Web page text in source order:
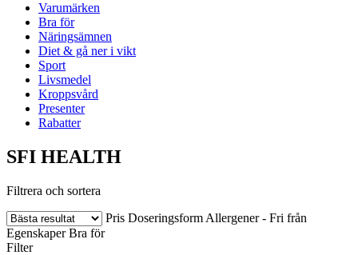
Varumärken
Bra för
Näringsämnen
Diet & gå ner i vikt
Sport
Livsmedel
Kroppsvård
Presenter
Rabatter
SFI HEALTH
Filtrera och sortera
Pris Doseringsform Allergener - Fri från
Egenskaper Bra för
Filter